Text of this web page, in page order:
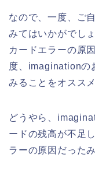
なので、一度、ご
みてはいかがでし
カードエラーの原
度、imaginationの
みることをオスス
どうやら、
ードの残高が不足
ラーの原因だった